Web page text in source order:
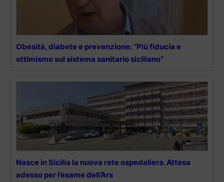
Obesità, diabete e prevenzione: “Più fiducia e
ottimismo sul sistema sanitario siciliano”
Nasce in Sicilia la nuova rete ospedaliera. Attesa
adesso per l’esame dell’Ars